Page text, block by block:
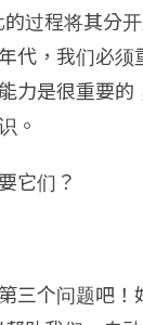
过程将其分
代，我们必须
力是很重要的
。
它们？
三个问题吧！